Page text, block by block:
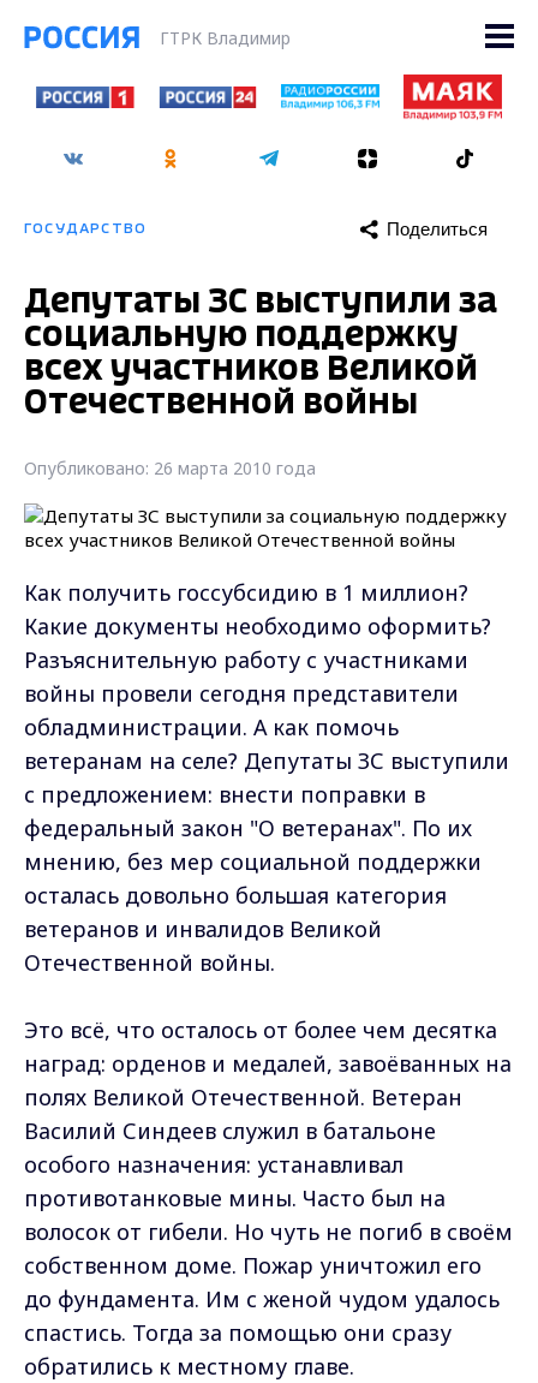
ГТРК Владимир
ГОСУДАРСТВО Поделиться
Депутаты ЗС выступили за
социальную поддержку
всех участников Великой
Отечественной войны
Опубликовано: 26 марта 2010 года
Как получить госсубсидию в 1 миллион?
Какие документы необходимо оформить?
Разъяснительную работу с участниками
войны провели сегодня представители
обладминистрации. А как помочь
ветеранам на селе? Депутаты ЗС выступили
с предложением: внести поправки в
федеральный закон "О ветеранах". По их
мнению, без мер социальной поддержки
осталась довольно большая категория
ветеранов и инвалидов Великой
Отечественной войны.
Это всё, что осталось от более чем десятка
наград: орденов и медалей, завоёванных на
полях Великой Отечественной. Ветеран
Василий Синдеев служил в батальоне
особого назначения: устанавливал
противотанковые мины. Часто был на
волосок от гибели. Но чуть не погиб в своём
собственном доме. Пожар уничтожил его
до фундамента. Им с женой чудом удалось
спастись. Тогда за помощью они сразу
обратились к местному главе.